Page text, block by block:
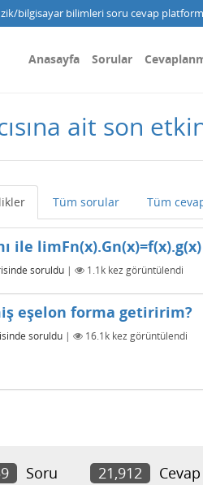
bilgisayar bilimleri soru cevap
Anasayfa Sorular
ait son
Tüm sorular Tüm
ile
soruldu | 1.1k kez görüntülendi
eşelon forma getiririm?
soruldu | 16.1k kez görüntülendi
Soru 21,912 Cevap